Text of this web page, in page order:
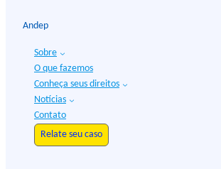
Andep
Sobre
O que fazemos
Conheça seus direitos
Notícias
Contato
Relate seu caso